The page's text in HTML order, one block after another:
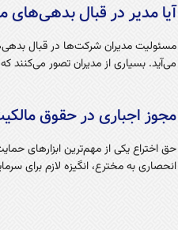
آیا مدیر در قبال
مسئولیت مدیران شرکت‌ها در قبال
می‌آید. بسیاری از مدیران تصور
مجوز اجباری در حقوق
حق اختراع یکی از مهم‌ترین ابزارهای
انحصاری به مخترع، انگیزه لازم برای